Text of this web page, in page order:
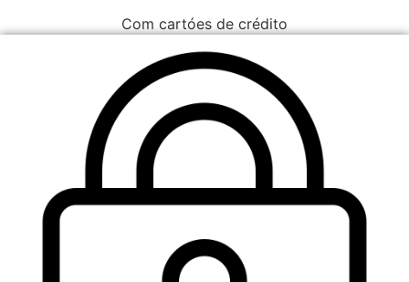
Com cartóes de crédito